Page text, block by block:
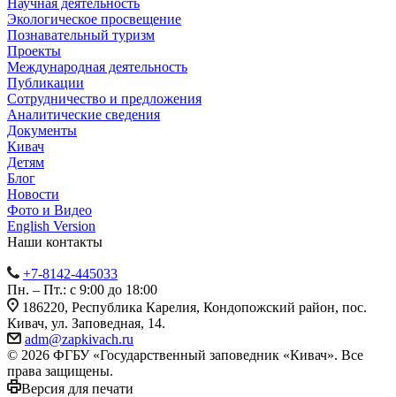
Экологическое просвещение
Познавательный туризм
Проекты
Международная деятельность
Публикации
Сотрудничество и предложения
Аналитические сведения
Документы
Кивач
Детям
Блог
Новости
Фото и Видео
English Version
Наши контакты
+7-8142-445033
Пн. – Пт.: с 9:00 до 18:00
186220, Республика Карелия, Кондопожский район, пос.
Кивач, ул. Заповедная, 14.
adm@zapkivach.ru
© 2026 ФГБУ «Государственный заповедник «Кивач». Все
права защищены.
Версия для печати